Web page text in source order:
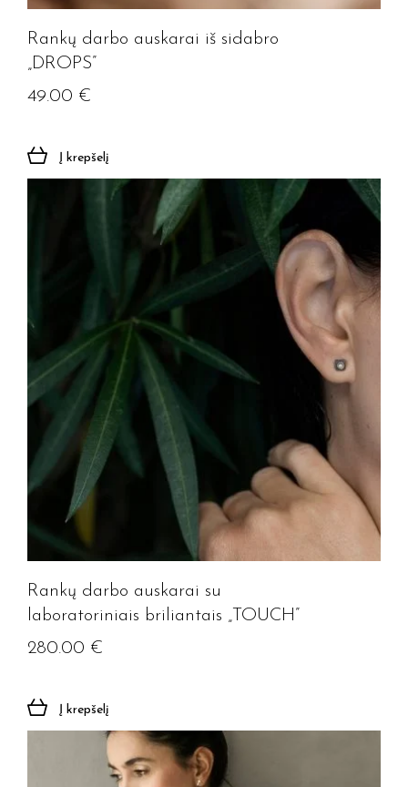
Rankų darbo auskarai iš sidabro
„DROPS”
49.00 €
Į krepšelį
Rankų darbo auskarai su
laboratoriniais briliantais „TOUCH”
280.00 €
Į krepšelį